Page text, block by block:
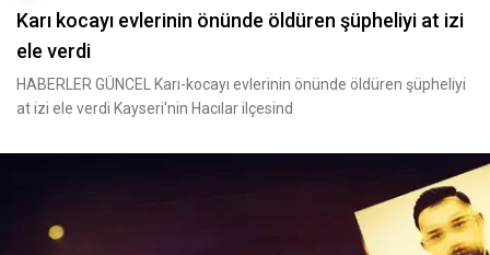
Karı kocayı evlerinin önünde öldüren şüpheliyi at izi
ele verdi
HABERLER GÜNCEL Karı-kocayı evlerinin önünde öldüren şüpheliyi
at izi ele verdi Kayseri'nin Hacılar ilçesind